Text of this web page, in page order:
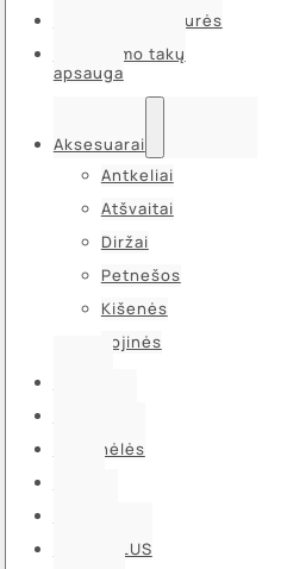
Pošalmiai ir kepurės
Kvėpavimo takų
apsauga
Aksesuarai
Antkeliai
Atšvaitai
Diržai
Petnešos
Kišenės
Kojinės
Vaistinėlės
DELTA PLUS